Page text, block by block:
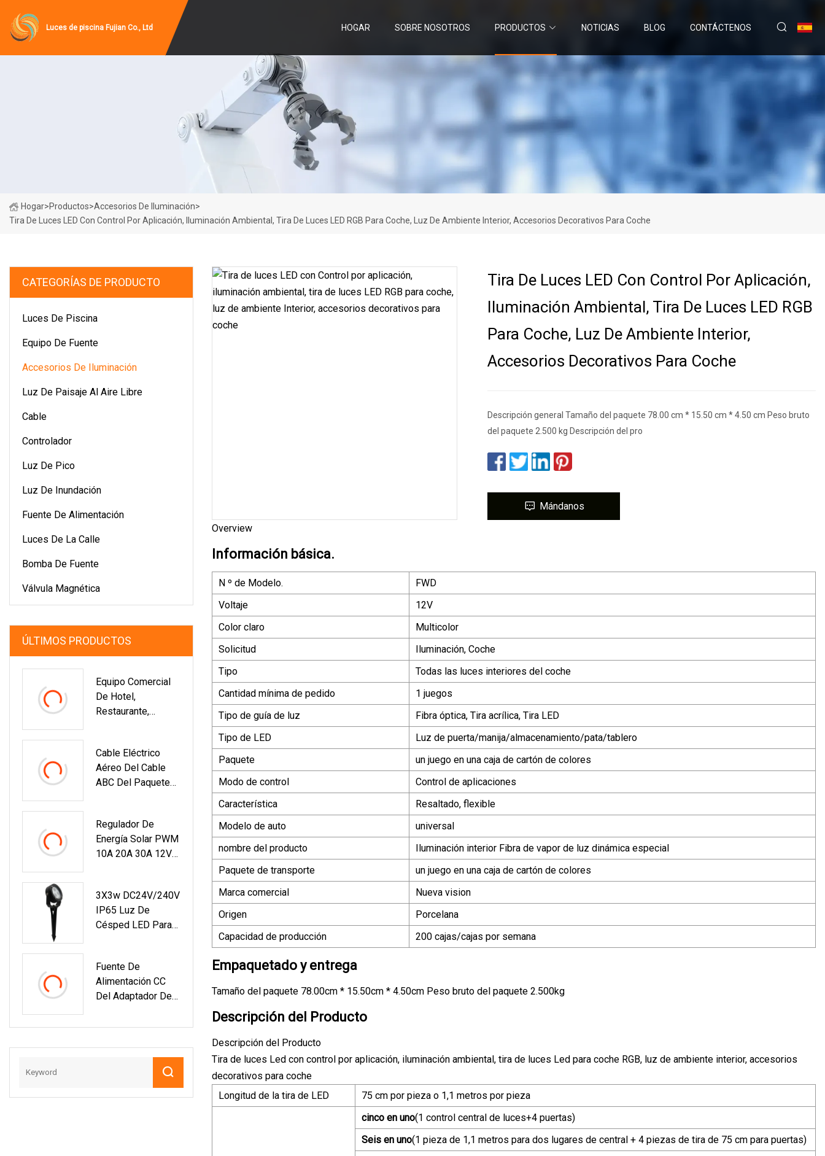
Luces de piscina Fujian Co., Ltd HOGAR SOBRE NOSOTROS PRODUCTOS NOTICIAS BLOG CONTÁCTENOS
Hogar>Productos>Accesorios De Iluminación>
Tira De Luces LED Con Control Por Aplicación, Iluminación Ambiental, Tira De Luces LED RGB Para Coche, Luz De Ambiente Interior, Accesorios Decorativos Para Coche
CATEGORÍAS DE PRODUCTO
Luces De Piscina
Equipo De Fuente
Accesorios De Iluminación
Luz De Paisaje Al Aire Libre
Cable
Controlador
Luz De Pico
Luz De Inundación
Fuente De Alimentación
Luces De La Calle
Bomba De Fuente
Válvula Magnética
ÚLTIMOS PRODUCTOS
Equipo Comercial
De Hotel,
Restaurante,
Chocolate De 5
Capas
Cable Eléctrico
Aéreo Del Cable
ABC Del Paquete
Regulador De
Energía Solar PWM
10A 20A 30A 12V
Descargador De
Carga Controlador
De Cargador Solar
3X3w DC24V/240V
IP65 Luz De
Césped LED Para
Fuente De
Alimentación CC
Del Adaptador De
CE GS TUV CB
Tira De Luces LED Con Control Por Aplicación,
Iluminación Ambiental, Tira De Luces LED RGB
Para Coche, Luz De Ambiente Interior,
Accesorios Decorativos Para Coche
Descripción general Tamaño del paquete 78.00 cm * 15.50 cm * 4.50 cm Peso bruto
del paquete 2.500 kg Descripción del pro
Mándanos
Overview
Información básica.
N º de Modelo.
FWD
Voltaje
12V
Color claro
Multicolor
Solicitud
Iluminación, Coche
Tipo
Todas las luces interiores del coche
Cantidad mínima de pedido
1 juegos
Tipo de guía de luz
Fibra óptica, Tira acrílica, Tira LED
Tipo de LED
Luz de puerta/manija/almacenamiento/pata/tablero
Paquete
un juego en una caja de cartón de colores
Modo de control
Control de aplicaciones
Característica
Resaltado, flexible
Modelo de auto
universal
nombre del producto
Iluminación interior Fibra de vapor de luz dinámica especial
Paquete de transporte
un juego en una caja de cartón de colores
Marca comercial
Nueva vision
Origen
Porcelana
Capacidad de producción
200 cajas/cajas por semana
Empaquetado y entrega
Tamaño del paquete 78.00cm * 15.50cm * 4.50cm Peso bruto del paquete 2.500kg
Descripción del Producto
Descripción del Producto
Tira de luces Led con control por aplicación, iluminación ambiental, tira de luces Led para coche RGB, luz de ambiente interior, accesorios
decorativos para coche
Longitud de la tira de LED
75 cm por pieza o 1,1 metros por pieza
cinco en uno(1 control central de luces+4 puertas)
Seis en uno(1 pieza de 1,1 metros para dos lugares de central + 4 piezas de tira de 75 cm para puertas)